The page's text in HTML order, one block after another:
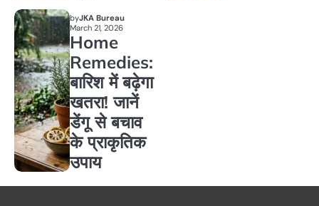
byJKA Bureau
March 21, 2026
Home
Remedies:
बारिश में बढ़ेगा
खतरा! जानें
डेंगू से बचाव
के प्राकृतिक
उपाय